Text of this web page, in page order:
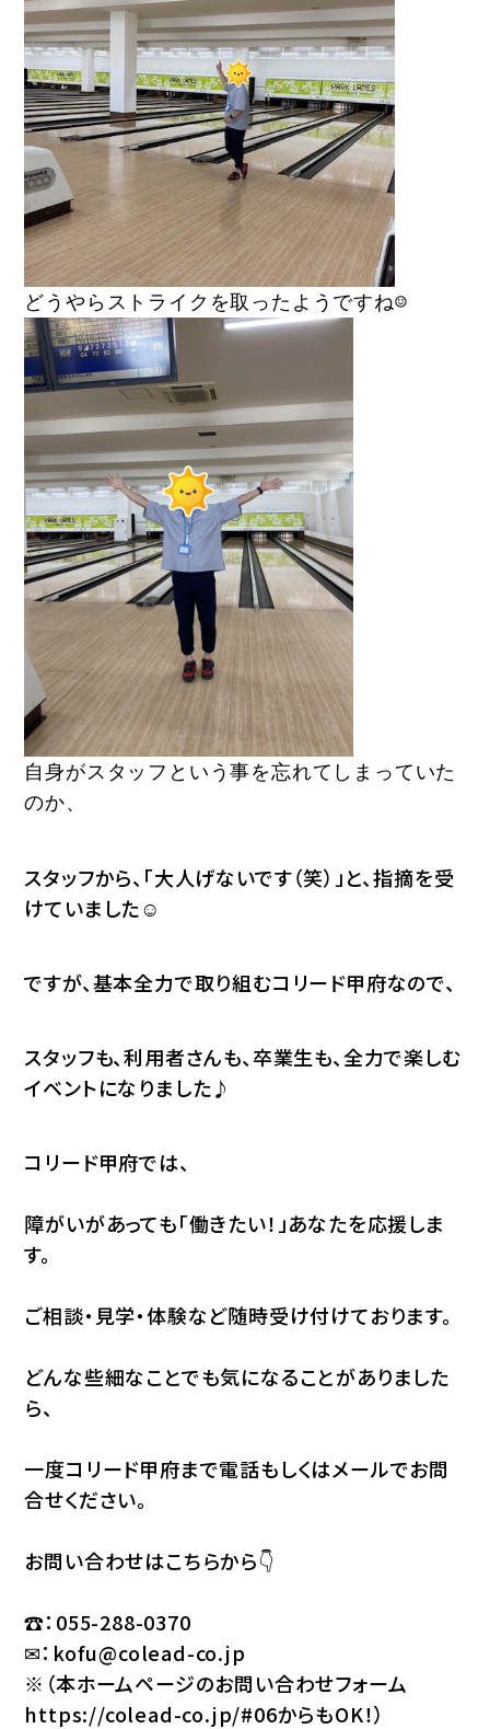
どうやらストライクを取ったようですね☺
自身がスタッフという事を忘れてしまっていた
のか、
スタッフから、「大人げないです（笑）」と、指摘を受
けていました☺
ですが、基本全力で取り組むコリード甲府なので、
スタッフも、利用者さんも、卒業生も、全力で楽しむ
イベントになりました♪
コリード甲府では、
障がいがあっても「働きたい！」あなたを応援しま
す。
ご相談・見学・体験など随時受け付けております。
どんな些細なことでも気になることがありました
ら、
一度コリード甲府まで電話もしくはメールでお問
合せください。
お問い合わせはこちらから👇
☎：055-288-0370
✉： kofu@colead-co.jp
※（本ホームページのお問い合わせフォーム
https://colead-co.jp/#06からもOK！）